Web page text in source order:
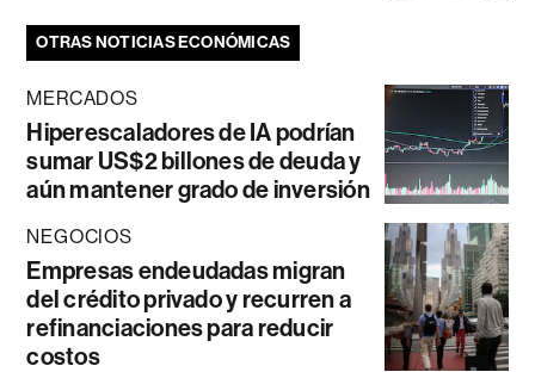
OTRAS NOTICIAS ECONÓMICAS
MERCADOS
Hiperescaladores de IA podrían
sumar US$2 billones de deuda y
aún mantener grado de inversión
NEGOCIOS
Empresas endeudadas migran
del crédito privado y recurren a
refinanciaciones para reducir
costos